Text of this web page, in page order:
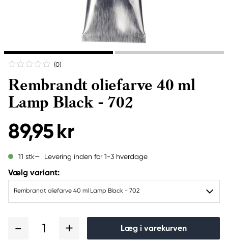
(0)
Rembrandt oliefarve 40 ml
Lamp Black - 702
89,95 kr
11 stk Levering inden for 1-3 hverdage
Vælg variant:
Rembrandt oliefarve 40 ml Lamp Black - 702
1 Læg i varekurven